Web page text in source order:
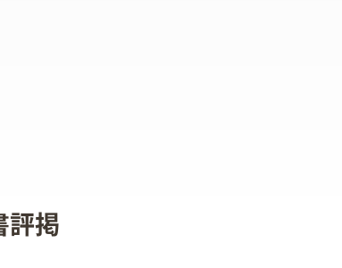
評掲